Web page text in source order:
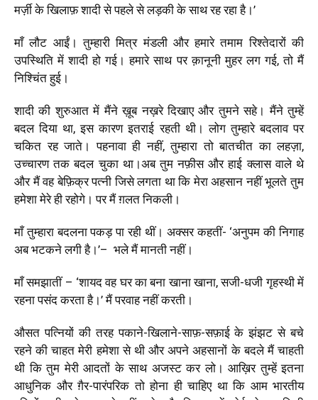
मर्ज़ी के खिलाफ़ शादी से पहले से लड़की के साथ रह रहा है।’
माँ लौट आईं। तुम्हारी मित्र मंडली और हमारे तमाम रिश्तेदारों की
उपस्थिति में शादी हो गई। हमारे साथ पर क़ानूनी मुहर लग गई, तो मैं
निश्चिंत हुई।
शादी की शुरुआत में मैंने ख़ूब नख़रे दिखाए और तुमने सहे। मैंने तुम्हें
बदल दिया था, इस कारण इतराई रहती थी। लोग तुम्हारे बदलाव पर
चकित रह जाते। पहनावा ही नहीं, तुम्हारा तो बातचीत का लहज़ा,
उच्चारण तक बदल चुका था।अब तुम नफ़ीस और हाई क्लास वाले थे
और मैं वह बेफ़िक्र पत्नी जिसे लगता था कि मेरा अहसान नहीं भूलते तुम
हमेशा मेरे ही रहोगे। पर मैं ग़लत निकली।
माँ तुम्हारा बदलना पकड़ पा रही थीं। अक्सर कहतीं- ‘अनुपम की निगाह
अब भटकने लगी है।’– भले मैं मानती नहीं।
माँ समझातीं – ‘शायद वह घर का बना खाना खाना, सजी-धजी गृहस्थी में
रहना पसंद करता है।’मैं परवाह नहीं करती।
औसत पत्नियों की तरह पकाने-खिलाने-साफ़-सफ़ाई के झंझट से बचे
रहने की चाहत मेरी हमेशा से थी और अपने अहसानों के बदले मैं चाहती
थी कि तुम मेरी आदतों के साथ अजस्ट कर लो। आख़िर तुम्हें इतना
आधुनिक और ग़ैर-पारंपरिक तो होना ही चाहिए था कि आम भारतीय